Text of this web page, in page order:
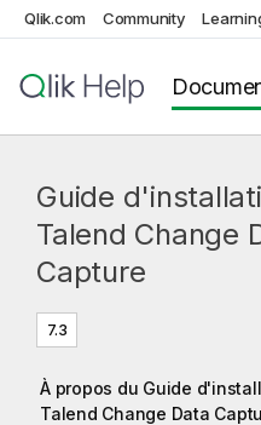
Qlik.com Community
Guide
Talend Change
Capture
7.3
À propos du Guide
Talend Change Data